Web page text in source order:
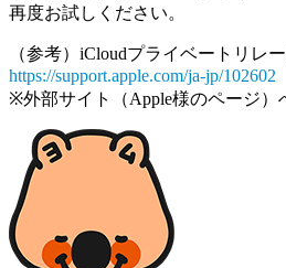
再度お試しください。
（参考）iCloudプライベートリレ
https://support.apple.com/ja-jp/102602
※外部サイト（Apple様のページ）